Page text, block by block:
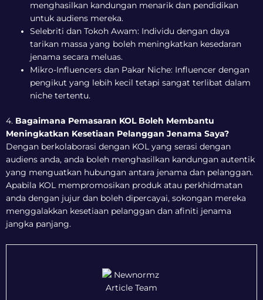
menghasilkan kandungan menarik dan pendidikan
untuk audiens mereka.
Selebriti dan Tokoh Awam: Individu dengan daya
tarikan massa yang boleh meningkatkan kesedaran
jenama secara meluas.
Mikro-Influencers dan Pakar Niche: Influencer dengan
pengikut yang lebih kecil tetapi sangat terlibat dalam
niche tertentu.
4. Bagaimana Pemasaran KOL Boleh Membantu
Meningkatkan Kesetiaan Pelanggan Jenama Saya?
Dengan berkolaborasi dengan KOL yang serasi dengan
audiens anda, anda boleh menghasilkan kandungan autentik
yang menguatkan hubungan antara jenama dan pelanggan.
Apabila KOL mempromosikan produk atau perkhidmatan
anda dengan jujur dan boleh dipercayai, sokongan mereka
menggalakkan kesetiaan pelanggan dan afiniti jenama
jangka panjang.